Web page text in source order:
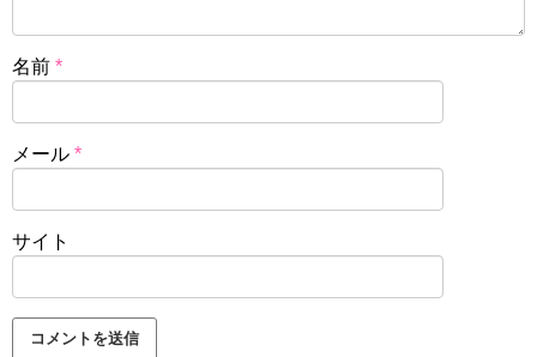
名前 *
メール *
サイト